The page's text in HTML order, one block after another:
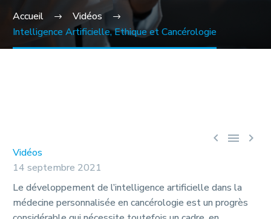
Accueil
Vidéos
Intelligence Artificielle, Ethique et Cancérologie
  
Vidéos
14 septembre 2021
Le développement de l’intelligence artificielle dans la
médecine personnalisée en cancérologie est un progrès